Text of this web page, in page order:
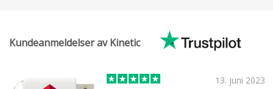
Kundeanmeldelser av Kinetic
13. juni 2023